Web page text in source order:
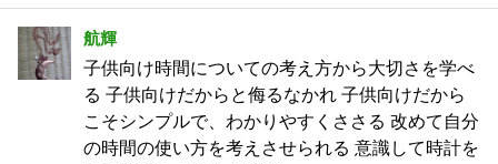
航輝
子供向け時間についての考え方から大切さを学べ
る 子供向けだからと侮るなかれ 子供向けだから
こそシンプルで、わかりやすくささる 改めて自分
の時間の使い方を考えさせられる 意識して時計を